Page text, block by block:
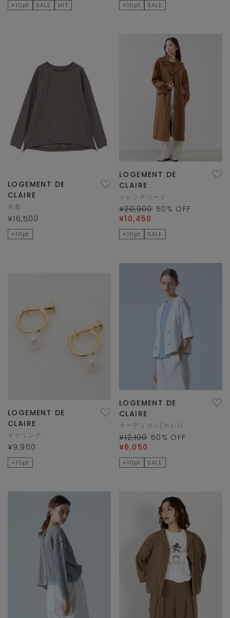
×10pt SALE HIT ×10pt SALE
LOGEMENT DE
CLAIRE
水着
¥16,500
×10pt
LOGEMENT DE
CLAIRE
トレンチコート
¥20,900 50 % OFF
¥10,450
×10pt SALE
LOGEMENT DE
CLAIRE
イヤリング
¥9,900
×10pt
LOGEMENT DE
CLAIRE
カーディガン/ボレロ
¥12,100 50 % OFF
¥6,050
×10pt SALE